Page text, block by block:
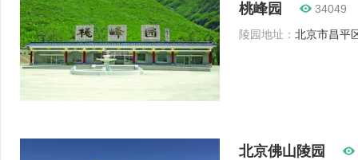
桃峰园
34049
陵园地址： 北京市昌平
北京佛山陵园